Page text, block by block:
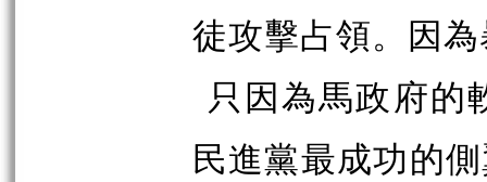
徒攻擊占領。因
只因為馬政府的
民進黨最成功的